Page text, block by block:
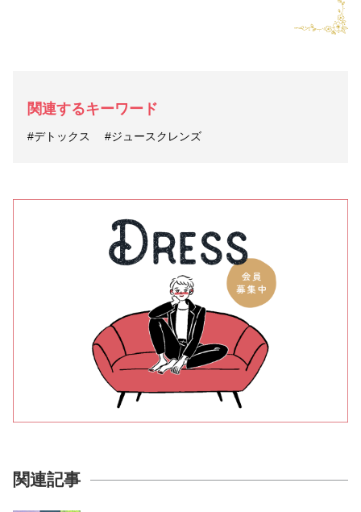
関連するキーワード
#デトックス #ジュースクレンズ
関連記事